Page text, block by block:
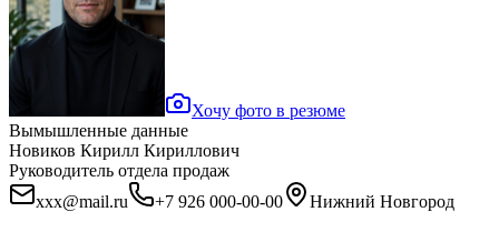
Хочу фото в резюме
Вымышленные данные
Новиков Кирилл Кириллович
Руководитель отдела продаж
xxx@mail.ru
+7 926 000-00-00 Нижний Новгород